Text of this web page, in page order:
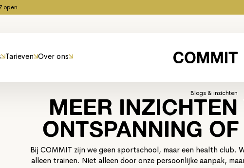
open
Tarieven Over ons
Blogs & inzichten
MEER
ONTSPANNING
Bij COMMIT zijn we geen sportschool, maar een health club.
alleen trainen. Niet alleen door onze persoonlijke aanpak,